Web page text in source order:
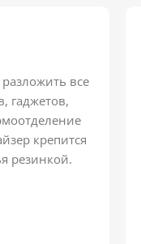
все
гаджетов,
крепится
резинкой.